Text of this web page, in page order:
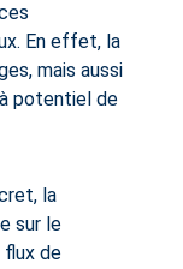
En effet, la
mais aussi
potentiel de
la
sur le
flux de